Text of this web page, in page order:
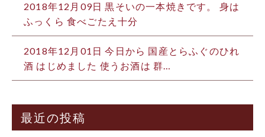
2018年12月09日 黒そいの一本焼きです。 身は
ふっくら 食べごたえ十分
2018年12月01日 今日から 国産とらふぐのひれ
酒 はじめました 使うお酒は 群…
最近の投稿